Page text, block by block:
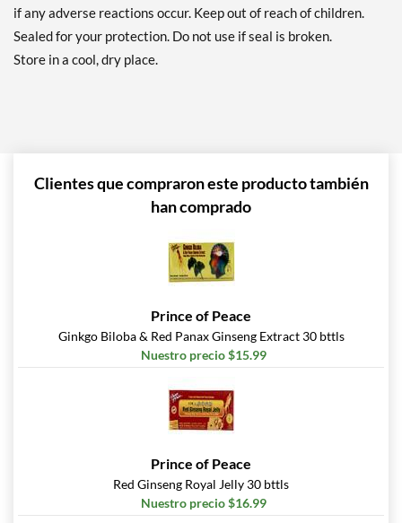
if any adverse reactions occur. Keep out of reach of children.
Sealed for your protection. Do not use if seal is broken.
Store in a cool, dry place.
Clientes que compraron este producto también
han comprado
Prince of Peace
Ginkgo Biloba & Red Panax Ginseng Extract 30 bttls
Nuestro precio $15.99
Prince of Peace
Red Ginseng Royal Jelly 30 bttls
Nuestro precio $16.99